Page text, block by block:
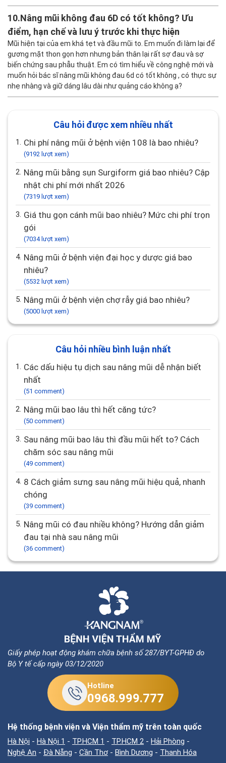
10.Nâng mũi không đau 6D có tốt không? Ưu
điểm, hạn chế và lưu ý trước khi thực hiện
Mũi hiện tại của em khá tẹt và đầu mũi to. Em muốn đi làm lại để
gương mặt thon gọn hơn nhưng bản thân lại rất sợ đau và sợ
biến chứng sau phẫu thuật. Em có tìm hiểu về công nghệ mới và
muốn hỏi bác sĩ nâng mũi không đau 6d có tốt không , có thực sự
nhẹ nhàng và giữ dáng lâu dài như quảng cáo không ạ?
Câu hỏi được xem nhiều nhất
1. Chi phí nâng mũi ở bệnh viện 108 là bao nhiêu?
(9192 lượt xem)
2. Nâng mũi bằng sụn Surgiform giá bao nhiêu? Cập
nhật chi phí mới nhất 2026
(7319 lượt xem)
3. Giá thu gọn cánh mũi bao nhiêu? Mức chi phí trọn
gói
(7034 lượt xem)
4. Nâng mũi ở bệnh viện đại học y dược giá bao
nhiêu?
(5532 lượt xem)
5. Nâng mũi ở bệnh viện chợ rẫy giá bao nhiêu?
(5000 lượt xem)
Câu hỏi nhiều bình luận nhất
1. Các dấu hiệu tụ dịch sau nâng mũi dễ nhận biết
nhất
(51 comment)
2. Nâng mũi bao lâu thì hết căng tức?
(50 comment)
3. Sau nâng mũi bao lâu thì đầu mũi hết to? Cách
chăm sóc sau nâng mũi
(49 comment)
4. 8 Cách giảm sưng sau nâng mũi hiệu quả, nhanh
chóng
(39 comment)
5. Nâng mũi có đau nhiều không? Hướng dẫn giảm
đau tại nhà sau nâng mũi
(36 comment)
Giấy phép hoạt động khám chữa bệnh số 287/BYT-GPHĐ do
Bộ Y tế cấp ngày 03/12/2020
Hotline
0968.999.777
Hệ thống bệnh viện và Viện thẩm mỹ trên toàn quốc
Hà Nội - Hà Nội 1 - TP.HCM 1 - TP.HCM 2 - Hải Phòng -
Nghệ An - Đà Nẵng - Cần Thơ - Bình Dương - Thanh Hóa